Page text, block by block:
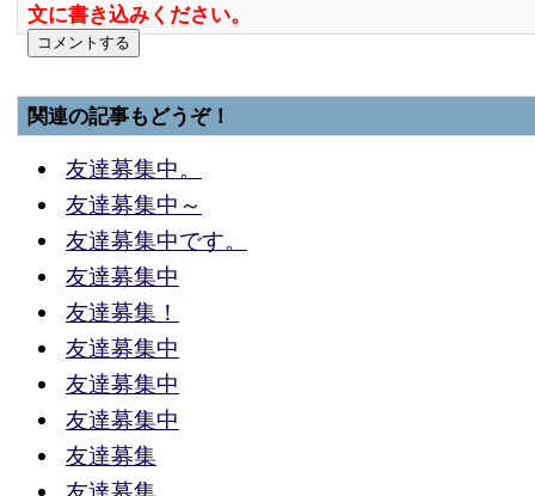
文に書き込みください。
関連の記事もどうぞ！
友達募集中。
友達募集中～
友達募集中です。
友達募集中
友達募集！
友達募集中
友達募集中
友達募集中
友達募集